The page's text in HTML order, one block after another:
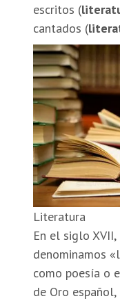
escritos (
cantados (
Literatura
En el siglo
denominamos
como poesía o
de Oro